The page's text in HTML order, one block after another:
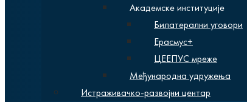
Академске институције
Билатерални уговори
Ерасмус+
ЦЕЕПУС мреже
Међународна удружења
Истраживачко-развојни центар